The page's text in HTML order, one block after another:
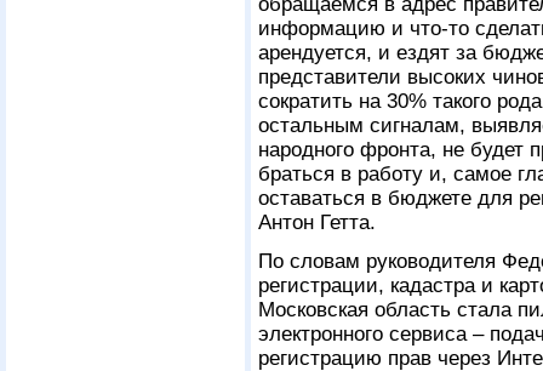
информацию и что-то
арендуется, и ездят за
представители высоких
сократить на 30% такого
остальным сигналам,
народного фронта, не будет
браться в работу и, самое
оставаться в бюджете для
Антон Гетта.
По словам руководителя
регистрации, кадастра и
Московская область стала
электронного сервиса –
регистрацию прав через